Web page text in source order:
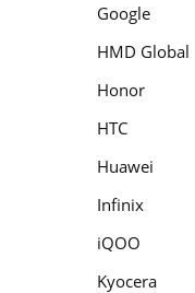
Google
HMD Global
Honor
HTC
Huawei
Infinix
iQOO
Kyocera